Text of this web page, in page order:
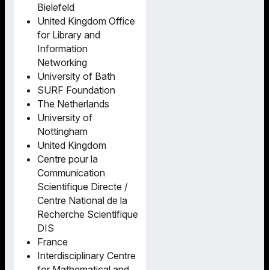
Bielefeld
United Kingdom Office
for Library and
Information
Networking
University of Bath
SURF Foundation
The Netherlands
University of
Nottingham
United Kingdom
Centre pour la
Communication
Scientifique Directe /
Centre National de la
Recherche Scientifique
DIS
France
Interdisciplinary Centre